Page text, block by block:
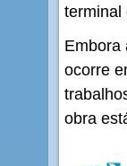
terminal
Embora
ocorre
obra